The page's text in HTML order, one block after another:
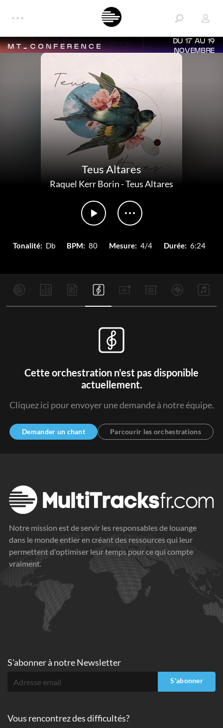
DU 17 AU 19
NOVEMBRE
Teus Altares
Raquel Kerr Borin-Teus Altares
Tonalité: Db BPM: 80 Mesure: 4/4 Durée: 6:24
Cette orchestration n'est pas disponible
actuellement.
Cliquez ici pour envoyer une demande à notre équipe.
Demander un chant Parcourir les orchestrations
Notre mission est de servir les responsables de louange
dans le monde entier en créant des ressources qui leur
permettent d'optimiser leur temps pour ce qui compte
vraiment.
S'abonner à notre Newsletter
S'abonner
Vous rencontrez des difficultés?